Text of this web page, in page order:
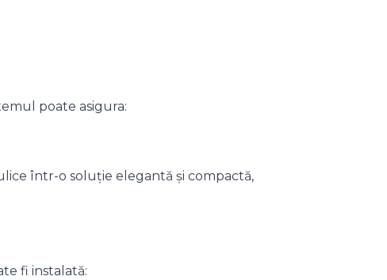
poate asigura:
într-o soluție elegantă și compactă,
fi instalată: